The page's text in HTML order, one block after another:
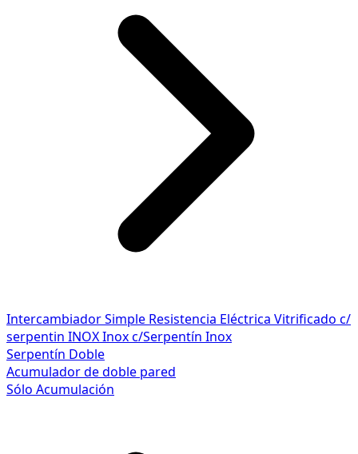
Intercambiador Simple Resistencia Eléctrica Vitrificado c/
serpentin INOXInox c/Serpentín Inox
Serpentín Doble
Acumulador de doble pared
Sólo Acumulación